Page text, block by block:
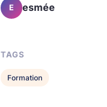
E esmée
TAGS
Formation